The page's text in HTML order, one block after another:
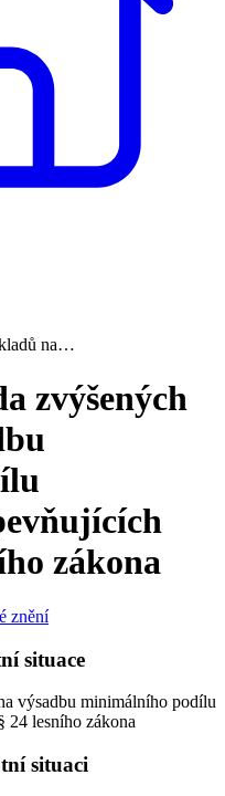
na…
zvýšených
zákona
znění
situace
výsadbu minimálního podílu
24 lesního zákona
situaci